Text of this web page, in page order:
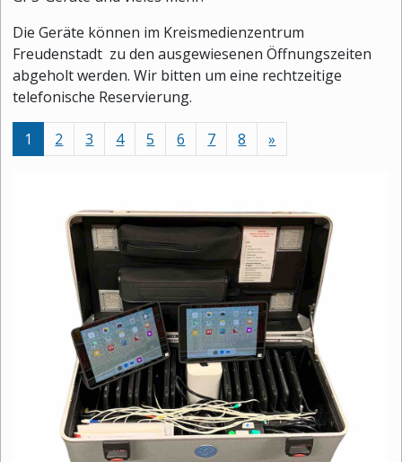
Die Geräte können im Kreismedienzentrum
Freudenstadt zu den ausgewiesenen Öffnungszeiten
abgeholt werden. Wir bitten um eine rechtzeitige
telefonische Reservierung.
1 2 3 4 5 6 7 8 »